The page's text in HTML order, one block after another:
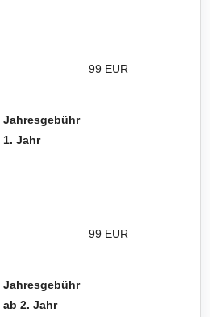
Jahresgebühr
1. Jahr
99 EUR
Jahresgebühr
ab 2. Jahr
99 EUR